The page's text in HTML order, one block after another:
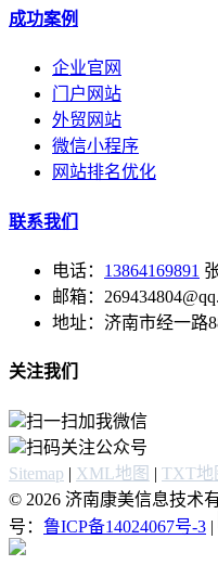
成功案例
企业官网
门户网站
外贸网站
微信小程序
网站排名优化
联系我们
电话： 13864169891
邮箱：
地址：济南市经一路
关注我们
扫一扫加我微信
扫码关注公众号
Sitemap | XML地图 | TXT地
© 2026 济南康美信息技术
号： 鲁ICP备14024067号-3 |